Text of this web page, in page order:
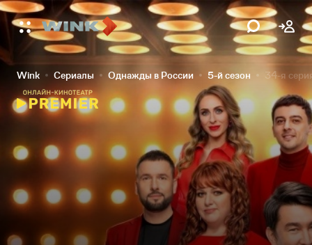
Wink Сериалы Однажды в России 5-й сезон 34-я